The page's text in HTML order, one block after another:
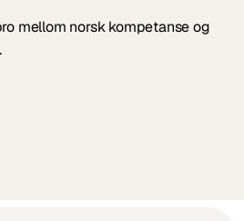
mellom norsk kompetanse og